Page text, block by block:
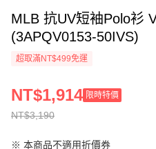
MLB 抗UV短袖Polo衫
(3APQV0153-50IVS)
超取滿NT$499免運
NT$3,190
NT$1,914 限時特價
※ 本商品不適用折價券